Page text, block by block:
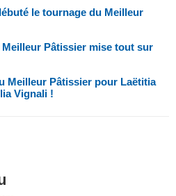
le tournage du Meilleur
Pâtissier mise tout sur
Meilleur Pâtissier pour Laëtitia
Vignali !